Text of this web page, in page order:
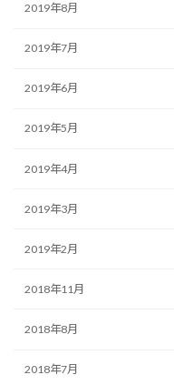
2019年8月
2019年7月
2019年6月
2019年5月
2019年4月
2019年3月
2019年2月
2018年11月
2018年8月
2018年7月